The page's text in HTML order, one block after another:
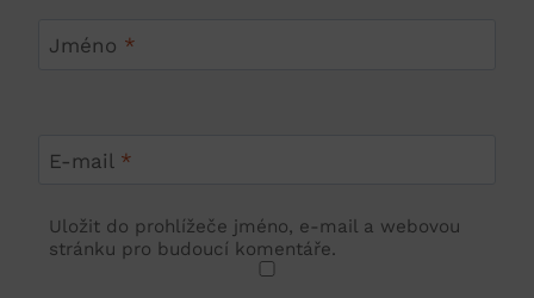
Jméno *
E-mail *
Uložit do prohlížeče jméno, e-mail a webovou
stránku pro budoucí komentáře.